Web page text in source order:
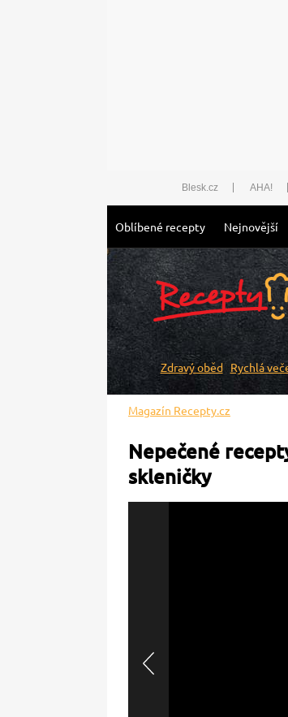
Blesk.cz AHA!
Oblíbené recepty Nejnovější
Zdravý oběd Rychlá
Magazín Recepty.cz
Nepečené
skleničky